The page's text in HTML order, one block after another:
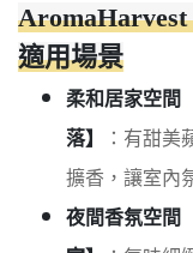
適用場景
柔和居家空間
落】
：有甜美
擴香，讓室內
夜間香氛空間